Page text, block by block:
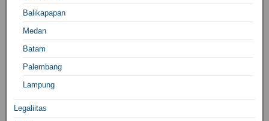
Balikapapan
Medan
Batam
Palembang
Lampung
Legaliitas